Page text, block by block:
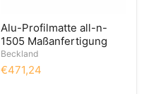
Alu-Profilmatte all-n-
1505 Maßanfertigung
Beckland
€471,24